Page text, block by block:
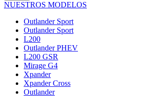
NUESTROS MODELOS
Outlander Sport
Outlander Sport
L200
Outlander PHEV
L200 GSR
Mirage G4
Xpander
Xpander Cross
Outlander